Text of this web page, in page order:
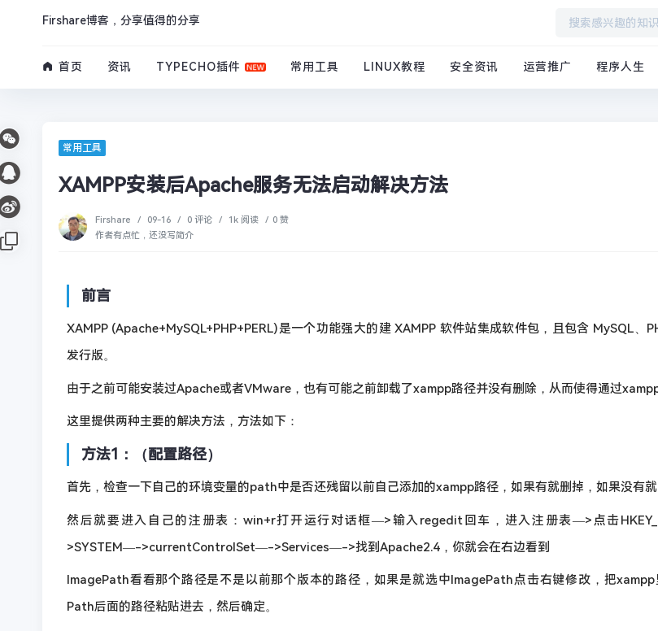
Firshare博客，分享值得的分享
首页 资讯 TYPECHO插件 常用工具 LINUX教程 安全资讯 运营推广 程序人生
常用工具
XAMPP安装后Apache服务无法启动解决方法
Firshare / 09-16 / 0 评论 / 1k 阅读 / 0 赞
作者有点忙，还没写简介
前言
XAMPP (Apache+MySQL+PHP+PERL)是一个功能强大的建 XAMPP 软件站集成软件包，且包含 MySQL、
发行版。
由于之前可能安装过Apache或者VMware，也有可能之前卸载了xampp路径并没有删除，从而使得通过
这里提供两种主要的解决方法，方法如下：
方法1：（配置路径）
首先，检查一下自己的环境变量的path中是否还残留以前自己添加的xampp路径，如果有就删掉，如果没有就
然后就要进入自己的注册表：win+r打开运行对话框—>输入regedit回车，进入注册表—>点击
>SYSTEM—->currentControlSet—->Services—->找到Apache2.4，你就会在右边看到
ImagePath看看那个路径是不是以前那个版本的路径，如果是就选中ImagePath点击右键修改，把
Path后面的路径粘贴进去，然后确定。